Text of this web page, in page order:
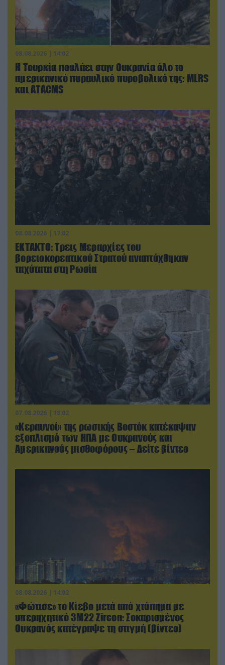
08.08.2026 | 14:02
Η Τουρκία πουλάει στην Ουκρανία όλο το
αμερικανικό πυραυλικό πυροβολικό της: MLRS
και ΑΤΑCMS
08.08.2026 | 17:02
ΕΚΤΑΚΤΟ: Τρεις Μεραρχίες του
βορειοκορεατικού Στρατού αναπτύχθηκαν
ταχύτατα στη Ρωσία
07.08.2026 | 18:02
«Κεραυνοί» της ρωσικής Βοστόκ κατέκαψαν
εξοπλισμό των ΗΠΑ με Ουκρανούς και
Αμερικανούς μισθοφόρους – Δείτε βίντεο
08.08.2026 | 14:02
«Φώτισε» το Κίεβο μετά από χτύπημα με
υπερηχητικό 3M22 Zircon: Σοκαρισμένος
Ουκρανός κατέγραψε τη στιγμή (βίντεο)